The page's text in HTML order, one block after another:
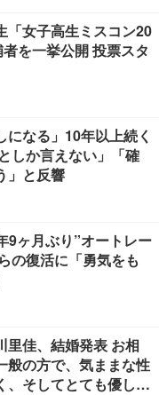
「女子高生ミスコン20
を一挙公開 投票スタ
なる」10年以上続く
しか言えない」「確
」と反響
9ヶ月ぶり”オートレー
の復活に「勇気をも
里佳、結婚発表 お相
般の方で、気ままな性
、そしてとても優し